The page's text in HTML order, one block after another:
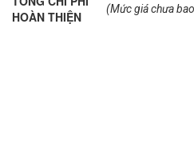
HOÀN THIỆN
(Mức giá chưa